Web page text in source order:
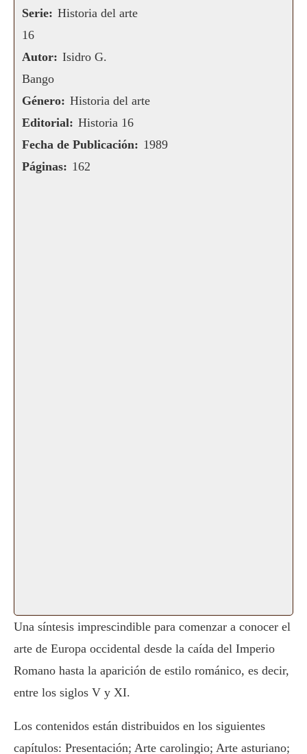
Serie: Historia del arte
16
Autor: Isidro G.
Bango
Género: Historia del arte
Editorial: Historia 16
Fecha de Publicación: 1989
Páginas: 162
Una síntesis imprescindible para comenzar a conocer el
arte de Europa occidental desde la caída del Imperio
Romano hasta la aparición de estilo románico, es decir,
entre los siglos V y XI.
Los contenidos están distribuidos en los siguientes
capítulos: Presentación; Arte carolingio; Arte asturiano;